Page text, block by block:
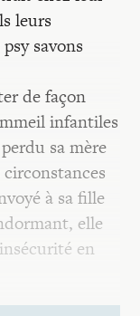
leurs
savons
de façon
infantiles
sa mère
à sa fille
elle
en